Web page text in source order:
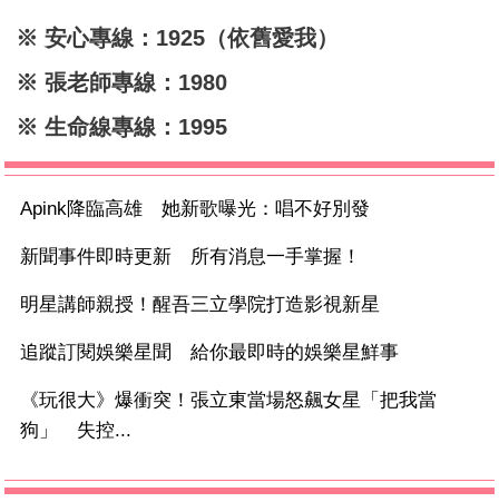
※ 安心專線：1925（依舊愛我）
※ 張老師專線：1980
※ 生命線專線：1995
Apink降臨高雄 她新歌曝光：唱不好別發
新聞事件即時更新 所有消息一手掌握！
明星講師親授！醒吾三立學院打造影視新星
追蹤訂閱娛樂星聞 給你最即時的娛樂星鮮事
《玩很大》爆衝突！張立東當場怒飆女星「把我當
狗」 失控...